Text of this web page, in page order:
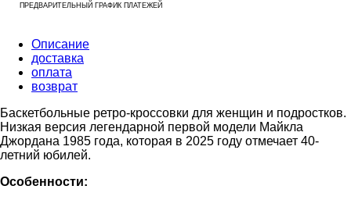
ПРЕДВАРИТЕЛЬНЫЙ ГРАФИК ПЛАТЕЖЕЙ
Описание
доставка
оплата
возврат
Баскетбольные ретро-кроссовки для женщин и подростков.
Низкая версия легендарной первой модели Майкла
Джордана 1985 года, которая в 2025 году отмечает 40-
летний юбилей.
Особенности: